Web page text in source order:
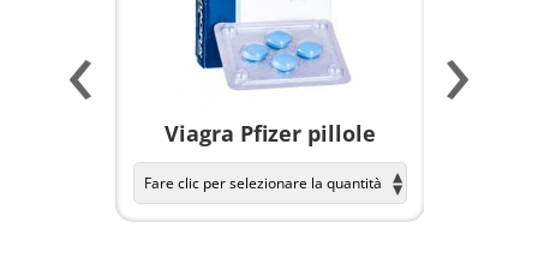
Viagra Pfizer pillole
‹ ›